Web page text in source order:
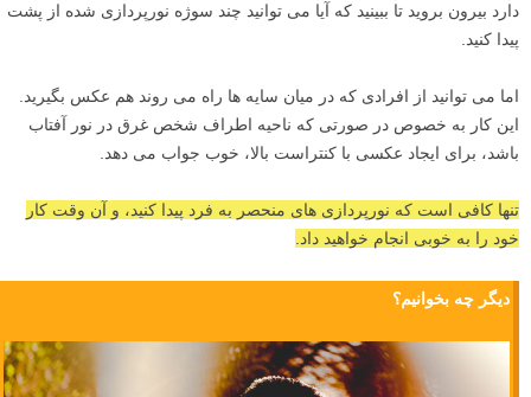
دارد بیرون بروید تا ببینید که آیا می توانید چند سوژه نورپردازی شده از پشت
پیدا کنید.
اما می توانید از افرادی که در میان سایه ها راه می روند هم عکس بگیرید.
این کار به خصوص در صورتی که ناحیه اطراف شخص غرق در نور آفتاب
باشد، برای ایجاد عکسی با کنتراست بالا، خوب جواب می دهد.
تنها کافی است که نورپردازی های منحصر به فرد پیدا کنید، و آن وقت کار
خود را به خوبی انجام خواهید داد.
دیگر چه بخوانیم؟